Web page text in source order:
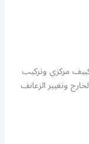
مركزي وتركيب
وتغيير الزعانف